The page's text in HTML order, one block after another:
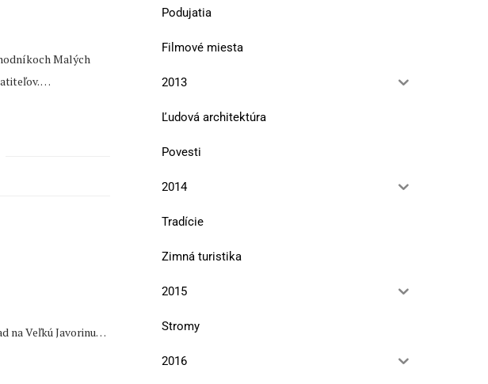
Malých
…
na Veľkú Javorinu…
Podujatia
Filmové miesta
2013
Ľudová architektúra
Povesti
2014
Tradície
Zimná turistika
2015
Stromy
2016